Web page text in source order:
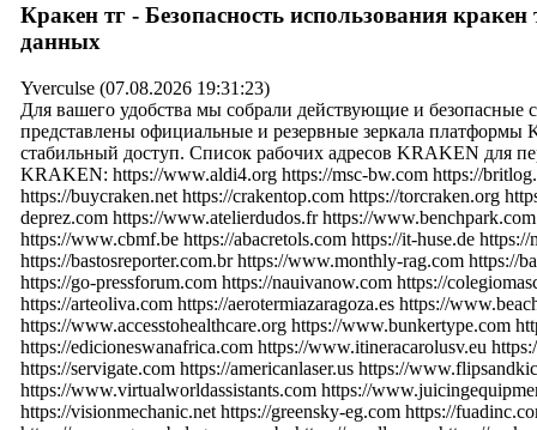
Кракен тг - Безопасность использования
данных
Yverculse (07.08.2026 19:31:23)
Для вашего удобства мы собрали действующие и
представлены официальные и резервные зеркала
стабильный доступ. Список рабочих адресов KRAKEN для
KRAKEN: https://www.aldi4.org https://msc-bw.com https://
https://buycraken.net https://crakentop.com https://torcraken.org
deprez.com https://www.atelierdudos.fr https://
https://www.cbmf.be https://abacretols.com https://it-huse.de
https://bastosreporter.com.br https://www.monthly-rag.com https://
https://go-pressforum.com https://nauivanow.com https://
https://arteoliva.com https://aerotermiazaragoza.es https://
https://www.accesstohealthcare.org https://www.bunkertype.com
https://edicioneswanafrica.com https://www.itineracarolusv.eu
https://servigate.com https://americanlaser.us https://
https://www.virtualworldassistants.com https://
https://visionmechanic.net https://greensky-eg.com https://